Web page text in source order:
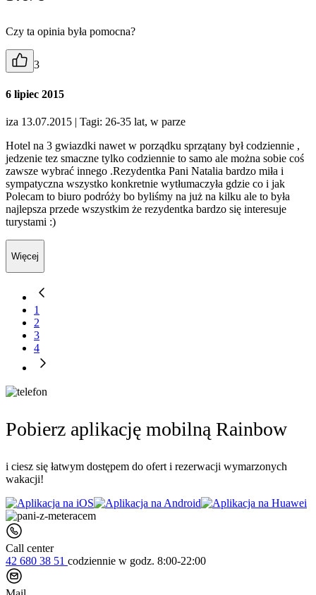
Czy ta opinia była pomocna?
3
6 lipiec 2015
iza 13.07.2015 | Tagi: 26-35 lat, w parze
Hotel na 3 gwiazdki nawet w porządku sprzątany był codziennie ,
jedzenie tez smaczne tylko codziennie to samo ale można sobie coś
zawsze wybrać innego .Rezydentka Pani Natalia bardzo miła i
sympatyczna wszystko konkretnie wytłumaczyła gdzie co i jak
Polecam to biuro podróży bo byliśmy na już na kilku ale to była
najlepsza przede wszystkim że rezydentka bardzo się interesuje
turystami :)
Więcej
1
2
3
4
Pobierz aplikację mobilną Rainbow
i ciesz się łatwym dostępem do ofert i rezerwacji wymarzonych
wakacji!
Call center
42 680 38 51 codziennie w godz. 8:00-22:00